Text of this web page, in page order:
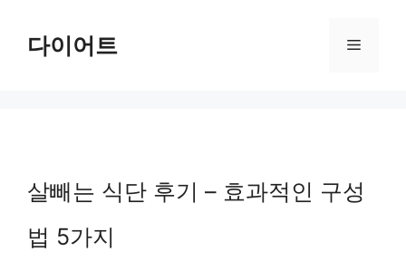
다이어트 Menu
살빼는 식단 후기 – 효과적인 구성
법 5가지